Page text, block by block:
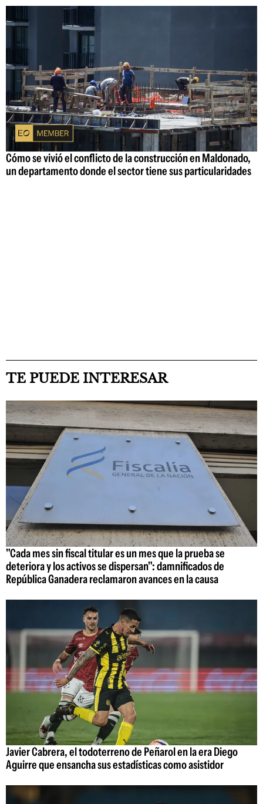
Cómo se vivió el conflicto de la construcción en Maldonado,
un departamento donde el sector tiene sus particularidades
TE PUEDE INTERESAR
"Cada mes sin fiscal titular es un mes que la prueba se
deteriora y los activos se dispersan": damnificados de
República Ganadera reclamaron avances en la causa
Javier Cabrera, el todoterreno de Peñarol en la era Diego
Aguirre que ensancha sus estadísticas como asistidor